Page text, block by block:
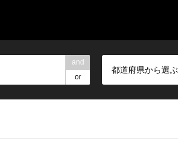
and
or
都道府県から選ぶ